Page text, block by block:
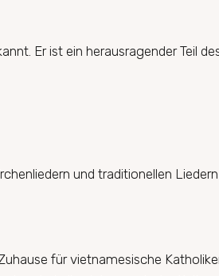
Er ist ein herausragender Teil
und traditionellen
für vietnamesische